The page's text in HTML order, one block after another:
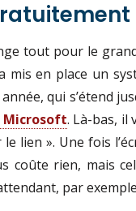
tout pour le
en place un
qui s’étend
Microsoft. Là-bas, il
lien ». Une fois
coûte rien, mais
par